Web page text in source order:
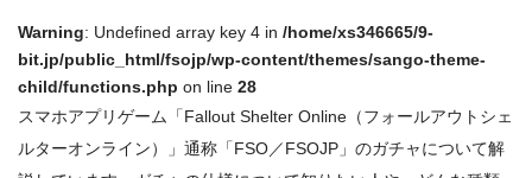
Warning: Undefined array key 4 in /home/xs346665/9-
bit.jp/public_html/fsojp/wp-content/themes/sango-theme-
child/functions.php on line 28
スマホアプリゲーム「Fallout Shelter Online（フォールアウトシェ
ルターオンライン）」通称「FSO／FSOJP」のガチャについて解